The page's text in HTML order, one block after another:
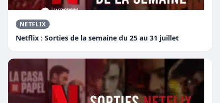
NETFLIX
Netflix : Sorties de la semaine du 25 au 31 juillet